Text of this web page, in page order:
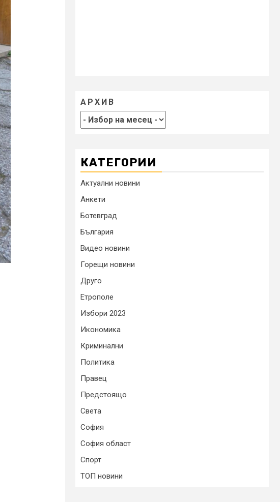
АРХИВ
КАТЕГОРИИ
Актуални новини
Анкети
Ботевград
България
Видео новини
Горещи новини
Друго
Етрополе
Избори 2023
Икономика
Криминални
Политика
Правец
Предстоящо
Света
София
София област
Спорт
ТОП новини